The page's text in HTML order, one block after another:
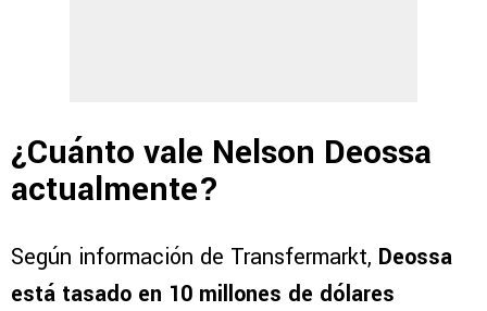
¿Cuánto vale Nelson Deossa
actualmente?
Según información de Transfermarkt, Deossa
está tasado en 10 millones de dólares